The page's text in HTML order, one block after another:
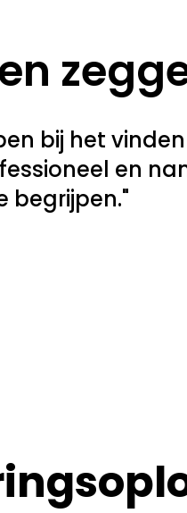
bij het
en
begrijpen."